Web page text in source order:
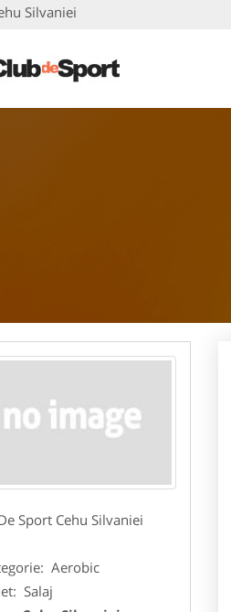
Silvaniei
Sport Cehu Silvaniei
Aerobic
Salaj